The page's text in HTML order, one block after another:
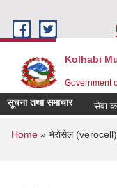
Kolhabi
Government
सूचना तथा समाचार सेवा
You are
Home» भेराेसेल (verocell)